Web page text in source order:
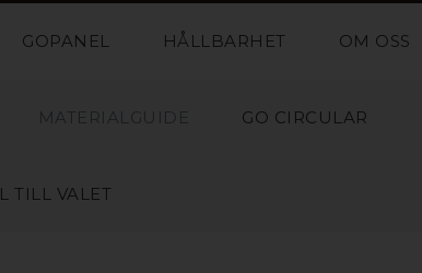
GOPANEL HÅLLBARHET OM OSS
MATERIALGUIDE GO CIRCULAR
TILL VALET